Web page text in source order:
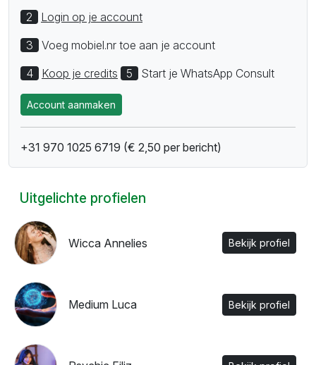
2
Login op je account
3
Voeg mobiel.nr toe aan je account
4
Koop je credits 5 Start je WhatsApp Consult
Account aanmaken
+31 970 1025 6719 (€ 2,50 per bericht)
Uitgelichte profielen
Wicca Annelies Bekijk profiel
Medium Luca Bekijk profiel